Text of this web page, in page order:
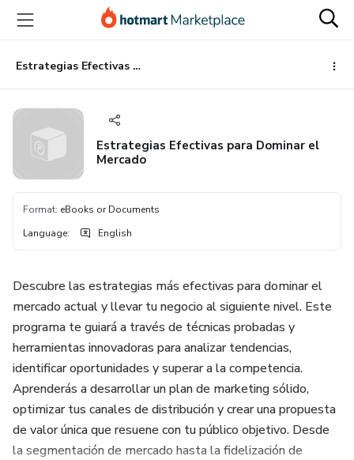
main
content
Estrategias Efectivas para Dominar el Mercado
Estrategias Efectivas para Dominar el
Mercado
Format: eBooks or Documents
Language: English
Descubre las estrategias más efectivas para dominar el
mercado actual y llevar tu negocio al siguiente nivel. Este
programa te guiará a través de técnicas probadas y
herramientas innovadoras para analizar tendencias,
identificar oportunidades y superar a la competencia.
Aprenderás a desarrollar un plan de marketing sólido,
optimizar tus canales de distribución y crear una propuesta
de valor única que resuene con tu público objetivo. Desde
la segmentación de mercado hasta la fidelización de